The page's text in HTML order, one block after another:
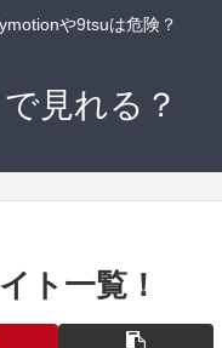
や9tsuは危険？
見れる？
ト一覧！